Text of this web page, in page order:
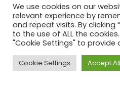
Google Shopping
Impacto visual y
We use cookies on our
relevant experience by
and repeat visits. By clicking
to the use of ALL the
"Cookie Settings" to provide
Cookie Settings Accept All